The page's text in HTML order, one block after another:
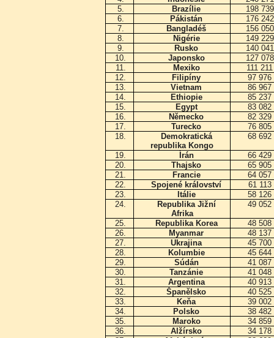
5.
Brazílie
198
6.
Pákistán
176
7.
Bangladéš
156
8.
Nigérie
149
9.
Rusko
140
10.
Japonsko
127
11.
Mexiko
111
12.
Filipíny
97
13.
Vietnam
86
14.
Ethiopie
85
15.
Egypt
83
16.
Německo
82
17.
Turecko
76
18.
Demokratická
republika Kongo
68
19. Írán
66
20.
Thajsko
65
21.
Francie
64
22.
Spojené království
61
23.
Itálie
58
24.
Republika Jižní
Afrika
49
25. Republika Korea
48
26.
Myanmar
48
27.
Ukrajina
45
28.
Kolumbie
45
29.
Súdán
41
30.
Tanzánie
41
31.
Argentina
40
32.
Španělsko
40
33.
Keňa
39
34.
Polsko
38
35.
Maroko
34
36.
Alžírsko
34